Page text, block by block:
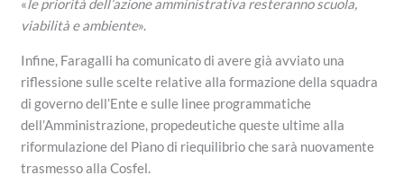
«le priorità dell’azione amministrativa resteranno scuola,
viabilità e ambiente».
Infine, Faragalli ha comunicato di avere già avviato una
riflessione sulle scelte relative alla formazione della squadra
di governo dell’Ente e sulle linee programmatiche
dell’Amministrazione, propedeutiche queste ultime alla
riformulazione del Piano di riequilibrio che sarà nuovamente
trasmesso alla Cosfel.